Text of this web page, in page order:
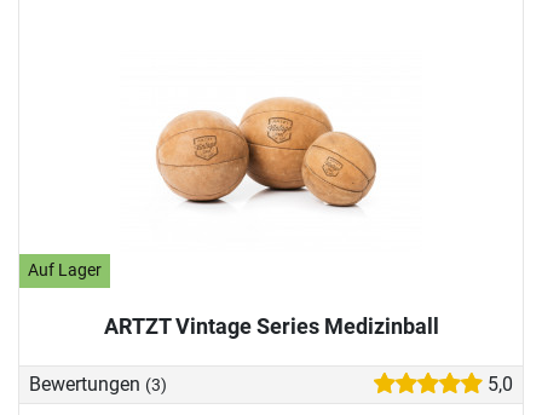
Auf Lager
ARTZT Vintage Series Medizinball
Bewertungen (3) 5,0